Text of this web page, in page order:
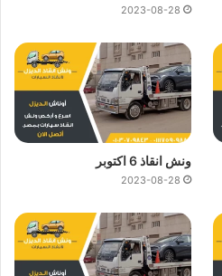
2023-08-28
ونش انقاذ 6 اكتوبر
2023-08-28